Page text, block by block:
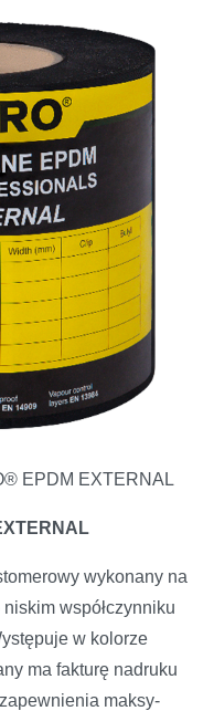
EPDM EXTERNAL
wykonany na
współczynni­ku
w kolorze
ma fakturę nadruku
maksy­